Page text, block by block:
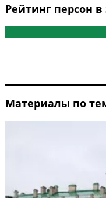
Рейтинг персон
Материалы по